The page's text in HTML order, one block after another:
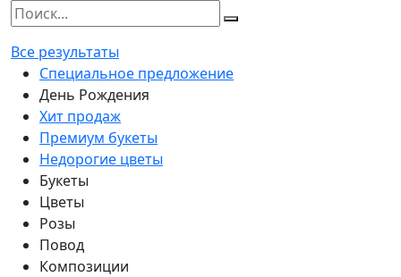
Все результаты
Специальное предложение
День Рождения
Хит продаж
Премиум букеты
Недорогие цветы
Букеты
Цветы
Розы
Повод
Композиции